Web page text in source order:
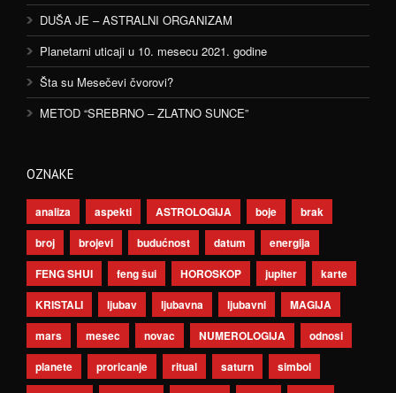
DUŠA JE – ASTRALNI ORGANIZAM
Planetarni uticaji u 10. mesecu 2021. godine
Šta su Mesečevi čvorovi?
METOD “SREBRNO – ZLATNO SUNCE”
OZNAKE
analiza aspekti ASTROLOGIJA boje
brak
broj
brojevi budućnost datum
energija
FENG SHUI
feng šui HOROSKOP jupiter
karte
KRISTALI
ljubav ljubavna ljubavni
MAGIJA
mars
mesec novac NUMEROLOGIJA
odnosi
planete
proricanje ritual saturn
simbol